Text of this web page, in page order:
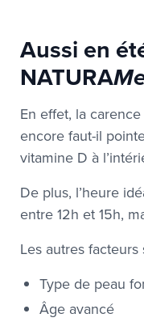
Aussi en
NATURA
En effet, la
encore faut-il
vitamine D à
De plus, l’heure
entre 12h et 15h,
Les autres
Type de peau
Âge avancé